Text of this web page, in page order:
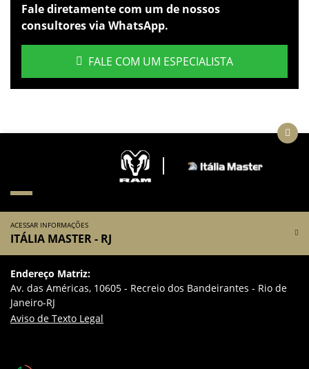
Fale diretamente com um de nossos
consultores via WhatsApp.
FALE COM UM ESPECIALISTA
ACESSAR INFORMAÇÕES
ITÁLIA MASTER - RJ
Endereço Matriz:
Av. das Américas, 10605 - Recreio dos Bandeirantes - Rio de
Janeiro-RJ
Aviso de Texto Legal